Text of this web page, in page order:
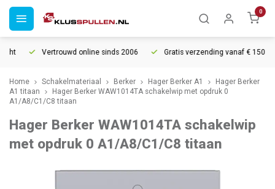
0
Vertrouwd online sinds 2006 Gratis verzending vanaf € 150
Home Schakelmateriaal Berker Hager Berker A1
Hager Berker
A1 titaan
Hager Berker WAW1014TA schakelwip met opdruk 0
A1/A8/C1/C8 titaan
Hager Berker WAW1014TA schakelwip
met opdruk 0 A1/A8/C1/C8 titaan